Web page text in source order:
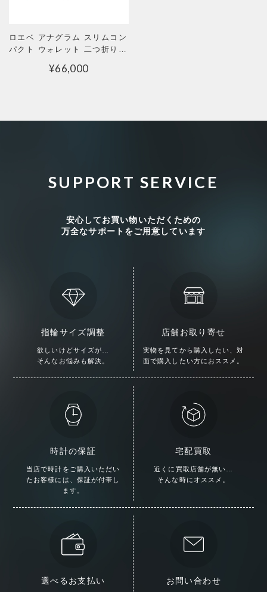
ロエベ アナグラム スリムコン
パクト ウォレット 二つ折り財
¥66,000
SUPPORT SERVICE
安心してお買い物いただくための
万全なサポートをご用意しています
指輪サイズ調整
欲しいけどサイズが…
そんなお悩みも解決。
店舗お取り寄せ
実物を見てから購入したい、対
面で購入したい方におススメ。
時計の保証
当店で時計をご購入いただい
た お客様には、保証が付帯し
ます。
宅配買取
近くに買取店舗が無い…
そんな時にオススメ。
選べるお支払い お問い合わせ